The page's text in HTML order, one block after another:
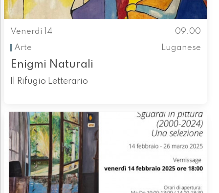
Venerdì 14
09.00
Arte
Luganese
Enigmi Naturali
Il Rifugio Letterario